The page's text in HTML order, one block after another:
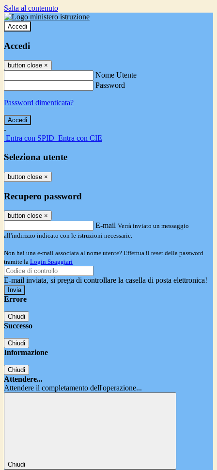
Salta al contenuto
Accedi
Accedi
button close ×
Nome Utente
Password
Password dimenticata?
-
Entra con SPID Entra con CIE
Seleziona utente
button close ×
Recupero password
button close ×
E-mail Verrà inviato un messaggio
all'indirizzo indicato con le istruzioni necessarie.
Non hai una e-mail associata al nome utente? Effettua il reset della password
tramite la Login Spaggiari
E-mail inviata, si prega di controllare la casella di posta elettronica!
Errore
Chiudi
Successo
Chiudi
Informazione
Chiudi
Attendere...
Attendere il completamento dell'operazione...
Chiudi